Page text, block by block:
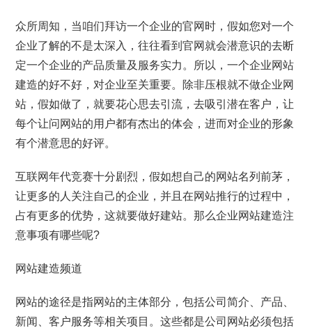
众所周知，当咱们拜访一个企业的官网时，假如您对一个
企业了解的不是太深入，往往看到官网就会潜意识的去断
定一个企业的产品质量及服务实力。所以，一个企业网站
建造的好不好，对企业至关重要。除非压根就不做企业网
站，假如做了，就要花心思去引流，去吸引潜在客户，让
每个让问网站的用户都有杰出的体会，进而对企业的形象
有个潜意思的好评。
互联网年代竞赛十分剧烈，假如想自己的网站名列前茅，
让更多的人关注自己的企业，并且在网站推行的过程中，
占有更多的优势，这就要做好建站。那么企业网站建造注
意事项有哪些呢?
网站建造频道
网站的途径是指网站的主体部分，包括公司简介、产品、
新闻、客户服务等相关项目。这些都是公司网站必须包括